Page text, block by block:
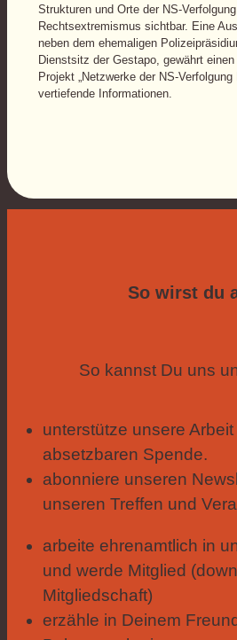
Strukturen und Orte der NS-
Rechtsextremismus sichtbar. Eine
neben dem ehemaligen
Dienstsitz der Gestapo, gewährt
Projekt „Netzwerke der NS-
vertiefende Informationen.
So wirst du
So kannst Du uns
unterstütze unsere
absetzbaren Spende.
abonniere unseren
unseren Treffen und
arbeite ehrenamtlich in
und werde Mitglied
Mitgliedschaft)
erzähle in Deinem